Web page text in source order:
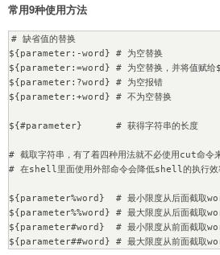
常用9种使用方法
# 缺省值的替换
${parameter:-word} # 为空替换
${parameter:=word} # 为空替换，并将值赋给
${parameter:?word} # 为空报错
${parameter:+word} # 不为空替换
${#parameter}      # 获得字符串的长度
# 截取字符串，有了着四种用法就不必使用cut命令来
# 在shell里面使用外部命令会降低shell的执行效率
${parameter%word}  # 最小限度从后面截取
${parameter%%word} # 最大限度从后面截取
${parameter#word}  # 最小限度从前面截取
${parameter##word} # 最大限度从前面截取